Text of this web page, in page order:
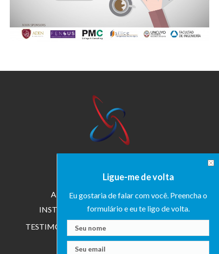
ESPECIALIZAÇÃO
AUTORA
PALESTRANTE
INSTRUTORA
PESQUISADORA
TESTIMONIALS
MEDIA
CONTATO
Ligue-me de volta
Eu gostaria de falar com você. Preencha o
formulário e eu te ligo de volta.